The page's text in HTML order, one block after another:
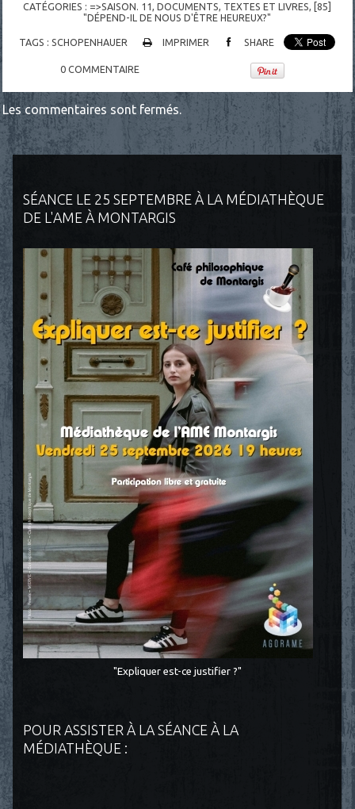
SÉANCE LE 25 SEPTEMBRE À LA MÉDIATHÈQUE
DE L'AME À MONTARGIS
"Expliquer est-ce justifier ?"
POUR ASSISTER À LA SÉANCE À LA
MÉDIATHÈQUE :
CATÉGORIES : =>SAISON. 11,DOCUMENTS, TEXTES ET LIVRES, [85]
"DÉPEND-IL DE NOUS D'ÊTRE HEUREUX?"
TAGS :SCHOPENHAUER IMPRIMER SHARE
0 COMMENTAIRE
Les commentaires sont fermés.